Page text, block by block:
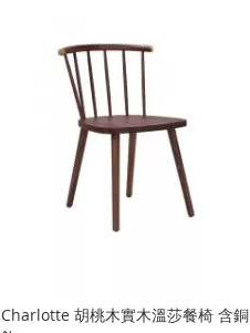
Charlotte 胡桃木實木溫莎餐椅 含銅